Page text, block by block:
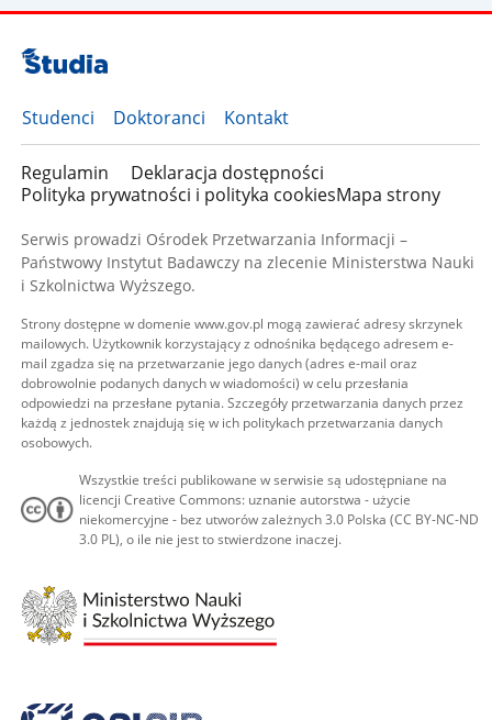
Studenci Doktoranci Kontakt
Regulamin
Deklaracja dostępności
Polityka prywatności i polityka cookiesMapa strony
Serwis prowadzi Ośrodek Przetwarzania Informacji –
Państwowy Instytut Badawczy na zlecenie Ministerstwa Nauki
i Szkolnictwa Wyższego.
Strony dostępne w domenie www.gov.pl mogą zawierać adresy skrzynek
mailowych. Użytkownik korzystający z odnośnika będącego adresem e-
mail zgadza się na przetwarzanie jego danych (adres e-mail oraz
dobrowolnie podanych danych w wiadomości) w celu przesłania
odpowiedzi na przesłane pytania. Szczegóły przetwarzania danych przez
każdą z jednostek znajdują się w ich politykach przetwarzania danych
osobowych.
Wszystkie treści publikowane w serwisie są udostępniane na
licencji Creative Commons: uznanie autorstwa - użycie
niekomercyjne - bez utworów zależnych 3.0 Polska (CC BY-NC-ND
3.0 PL), o ile nie jest to stwierdzone inaczej.